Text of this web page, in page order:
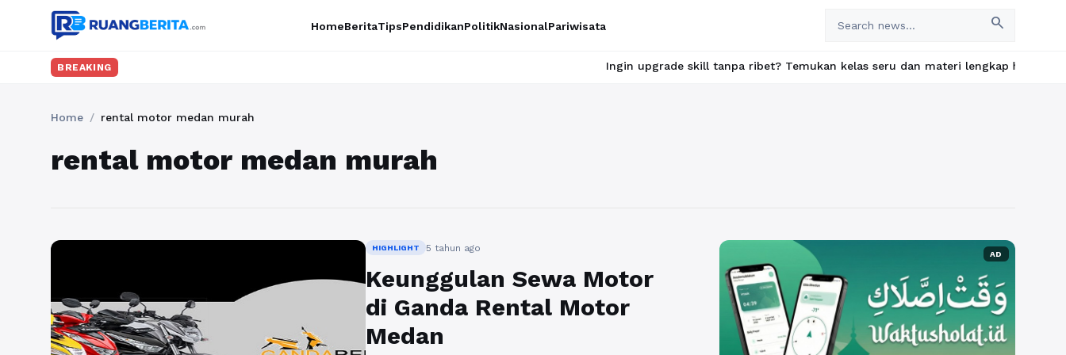
HomeBeritaTipsPendidikanPolitikNasionalPariwisata search
BREAKING Ingin upgrade skill tanpa ribet? Temukan kelas seru dan materi lengkap hanya di
Home / rental motor medan murah
rental motor medan murah
HIGHLIGHT 5 tahun ago
Keunggulan Sewa Motor
di Ganda Rental Motor
Medan
AD